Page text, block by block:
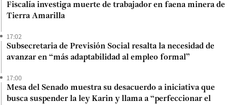
Fiscalía investiga muerte de trabajador en faena minera de
Tierra Amarilla
17:02
Subsecretaria de Previsión Social resalta la necesidad de
avanzar en “más adaptabilidad al empleo formal”
17:00
Mesa del Senado muestra su desacuerdo a iniciativa que
busca suspender la ley Karin y llama a “perfeccionar el